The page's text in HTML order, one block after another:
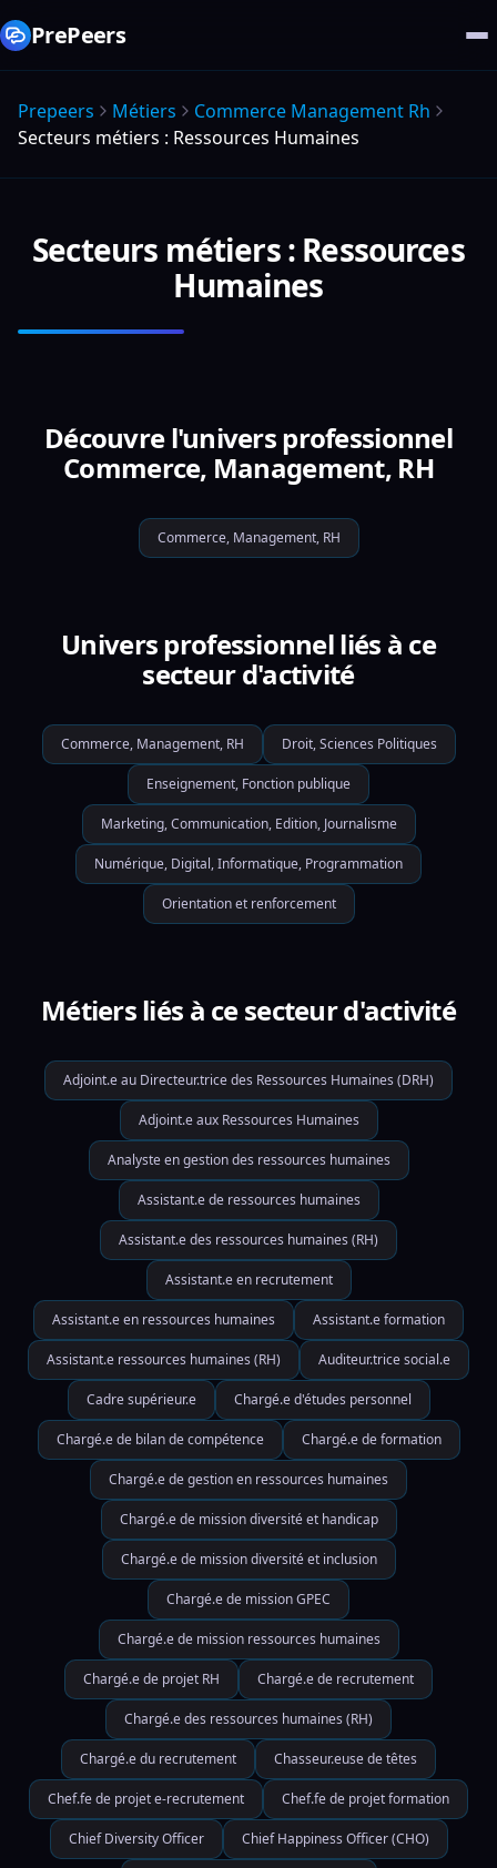
PrePeers
Prepeers Métiers
Commerce Management Rh
Secteurs métiers : Ressources Humaines
Secteurs métiers : Ressources
Humaines
Découvre l'univers professionnel
Commerce, Management, RH
Commerce, Management, RH
Univers professionnel liés à ce
secteur d'activité
Commerce, Management, RH Droit, Sciences Politiques
Enseignement, Fonction publique
Marketing, Communication, Edition, Journalisme
Numérique, Digital, Informatique, Programmation
Orientation et renforcement
Métiers liés à ce secteur d'activité
Adjoint.e au Directeur.trice des Ressources Humaines (DRH)
Adjoint.e aux Ressources Humaines
Analyste en gestion des ressources humaines
Assistant.e de ressources humaines
Assistant.e des ressources humaines (RH)
Assistant.e en recrutement
Assistant.e en ressources humaines Assistant.e formation
Assistant.e ressources humaines (RH) Auditeur.trice social.e
Cadre supérieur.e Chargé.e d'études personnel
Chargé.e de bilan de compétence Chargé.e de formation
Chargé.e de gestion en ressources humaines
Chargé.e de mission diversité et handicap
Chargé.e de mission diversité et inclusion
Chargé.e de mission GPEC
Chargé.e de mission ressources humaines
Chargé.e de projet RH Chargé.e de recrutement
Chargé.e des ressources humaines (RH)
Chargé.e du recrutement Chasseur.euse de têtes
Chef.fe de projet e-recrutement Chef.fe de projet formation
Chief Diversity Officer Chief Happiness Officer (CHO)